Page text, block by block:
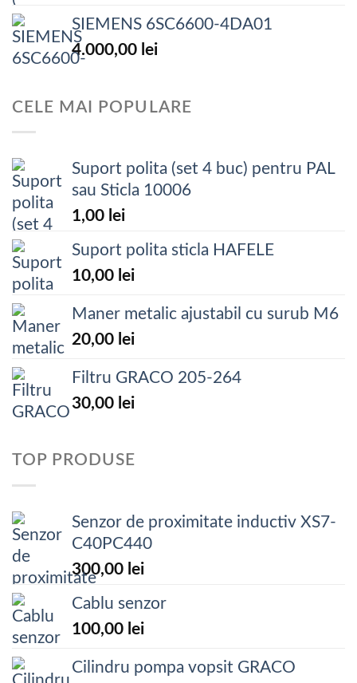
SIEMENS 6SC6600-4DA01
4.000,00 lei
CELE MAI POPULARE
Suport polita (set 4 buc) pentru PAL
sau Sticla 10006
1,00 lei
Suport polita sticla HAFELE
10,00 lei
Maner metalic ajustabil cu surub M6
20,00 lei
Filtru GRACO 205-264
30,00 lei
TOP PRODUSE
Senzor de proximitate inductiv XS7-
C40PC440
300,00 lei
Cablu senzor
100,00 lei
Cilindru pompa vopsit GRACO